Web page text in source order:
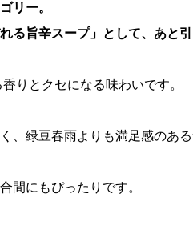
リー。
る旨辛スープ」として、あと引
りとクセになる味わいです。
緑豆春雨よりも満足感のある
間にもぴったりです。